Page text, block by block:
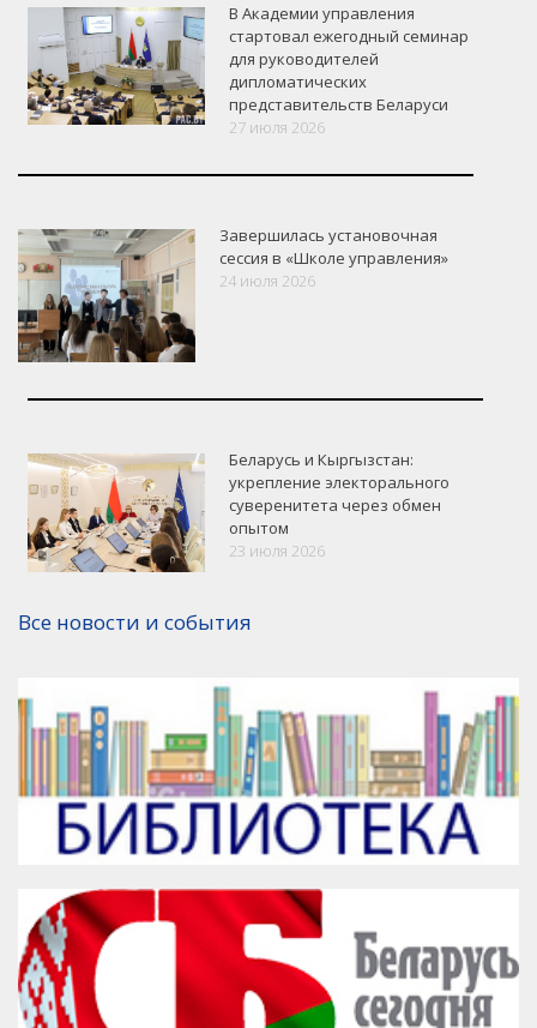
VK Google+ Facebook
В Академии управления
стартовал ежегодный семинар
для руководителей
дипломатических
представительств Беларуси
27 июля 2026
Завершилась установочная
сессия в «Школе управления»
24 июля 2026
Беларусь и Кыргызстан:
укрепление электорального
суверенитета через обмен
опытом
23 июля 2026
Все новости и события